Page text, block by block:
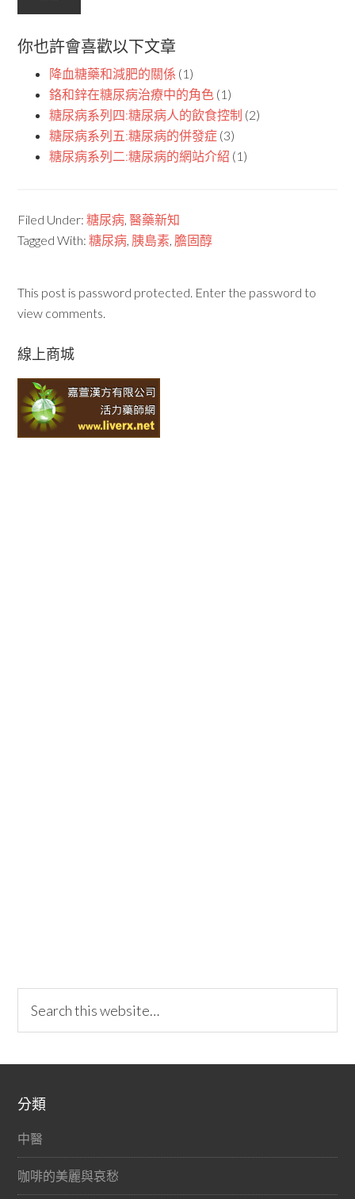
你也許會喜歡以下文章
降血糖藥和減肥的關係 (1)
鉻和鋅在糖尿病治療中的角色 (1)
糖尿病系列四:糖尿病人的飲食控制 (2)
糖尿病系列五:糖尿病的併發症 (3)
糖尿病系列二:糖尿病的網站介紹 (1)
Filed Under:糖尿病,醫藥新知
Tagged With:糖尿病, 胰島素, 膽固醇
This post is password protected. Enter the password to
view comments.
線上商城
分類
中醫
咖啡的美麗與哀愁